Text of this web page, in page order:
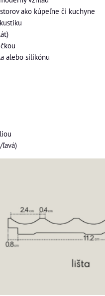
ako kúpeľne či kuchyne
alebo silikónu